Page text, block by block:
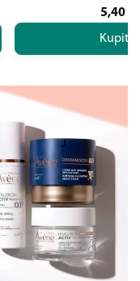
5,40
Kupite